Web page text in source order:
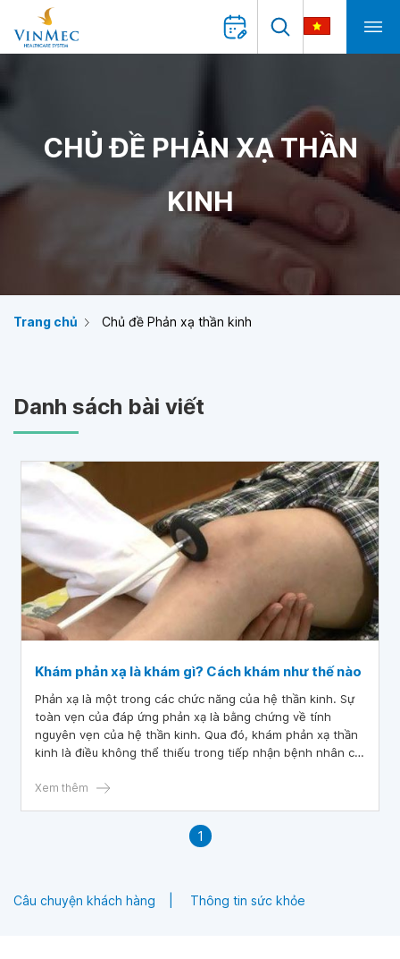
CHỦ ĐỀ PHẢN XẠ THẦN
KINH
Trang chủ Chủ đề Phản xạ thần kinh
Danh sách bài viết
Khám phản xạ là khám gì? Cách khám như thế nào
Phản xạ là một trong các chức năng của hệ thần kinh. Sự
toàn vẹn của đáp ứng phản xạ là bằng chứng về tính
nguyên vẹn của hệ thần kinh. Qua đó, khám phản xạ thần
kinh là điều không thể thiếu trong tiếp nhận bệnh nhân có
lý thần kinh nói riêng.
Xem thêm
1
Câu chuyện khách hàng Thông tin sức khỏe